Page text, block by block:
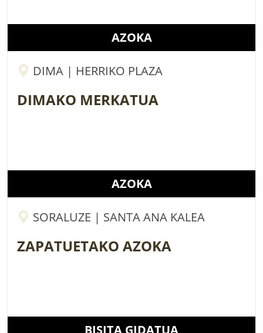
AZOKA
DIMA | HERRIKO PLAZA
DIMAKO MERKATUA
AZOKA
SORALUZE | SANTA ANA KALEA
ZAPATUETAKO AZOKA
BISITA GIDATUA